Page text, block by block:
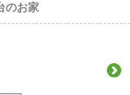
のお家